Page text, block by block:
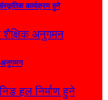
कार्यक्रम हुने
अनुगमन